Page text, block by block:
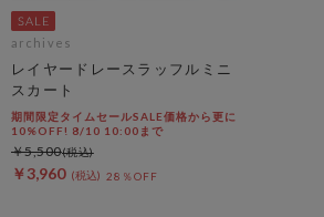
archives
レイヤードレースラッフルミニ
スカート
期間限定タイムセールSALE価格から更に
10%OFF! 8/10 10:00まで
￥3,960 28％OFF
￥5,500